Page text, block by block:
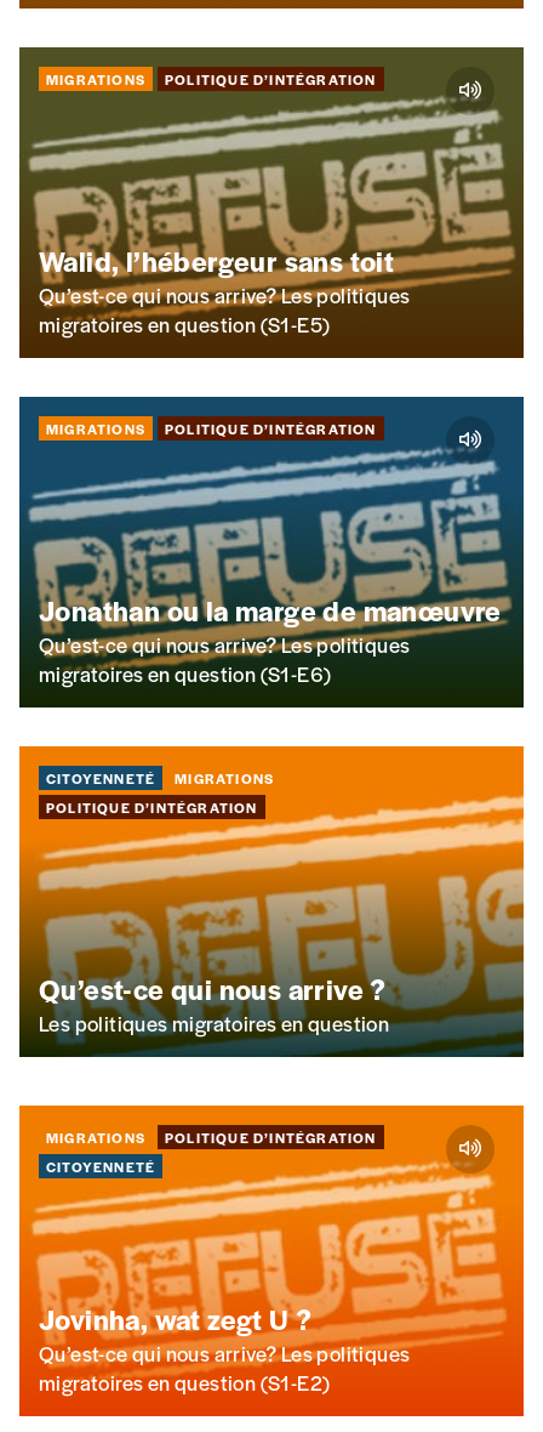
Pays
n°
Je souhaite recevoir une facture
J’ai lu et j’accepte votre politique
de confidentialité
Lire notrepolitique de protection des données
personnelles (RGPD)
MIGRATIONS POLITIQUE D’INTÉGRATION
Walid, l’hébergeur sans toit
Qu’est-ce qui nous arrive? Les politiques
migratoires en question (S1-E5)
MIGRATIONS POLITIQUE D’INTÉGRATION
Jonathan ou la marge de manœuvre
Qu’est-ce qui nous arrive? Les politiques
migratoires en question (S1-E6)
CITOYENNETÉ
MIGRATIONS
POLITIQUE D’INTÉGRATION
Qu’est-ce qui nous arrive ?
Les politiques migratoires en question
MIGRATIONS
POLITIQUE D’INTÉGRATION
CITOYENNETÉ
Jovinha, wat zegt U ?
Qu’est-ce qui nous arrive? Les politiques
migratoires en question (S1-E2)